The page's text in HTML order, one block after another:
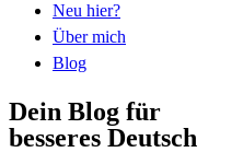
Neu hier?
Über mich
Blog
Dein Blog für
besseres Deutsch